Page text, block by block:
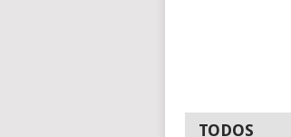
TODOS